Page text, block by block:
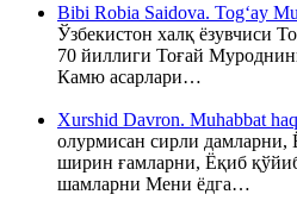
Bibi Robia Saidova. Tog‘ay
Ўзбекистон халқ ёзувчиси
70 йиллиги Тоғай
Камю асарлари…
Xurshid Davron. Muhabbat
олурмисан сирли дамларни,
ширин ғамларни, Ёқиб
шамларни Мени ёдга…